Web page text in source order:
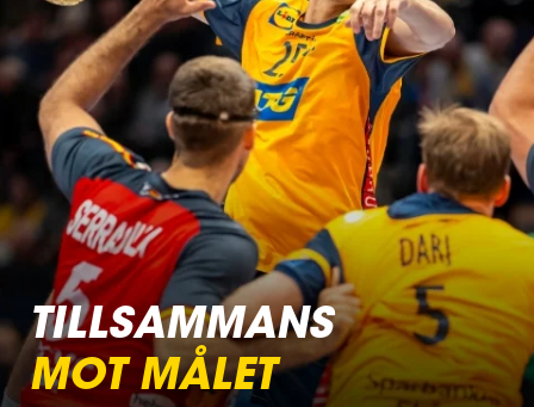
TILLSAMMANS
MOT MÅLET